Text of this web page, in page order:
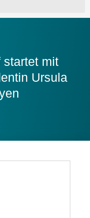
startet mit
Ursula